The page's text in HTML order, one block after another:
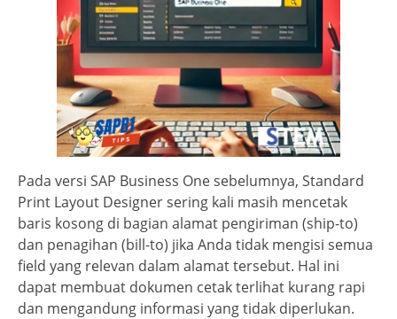
Pada versi SAP Business One sebelumnya, Standard
Print Layout Designer sering kali masih mencetak
baris kosong di bagian alamat pengiriman (ship-to)
dan penagihan (bill-to) jika Anda tidak mengisi semua
field yang relevan dalam alamat tersebut. Hal ini
dapat membuat dokumen cetak terlihat kurang rapi
dan mengandung informasi yang tidak diperlukan.